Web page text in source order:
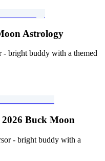
Astrology
bright buddy with a themed
Buck Moon
- bright buddy with a